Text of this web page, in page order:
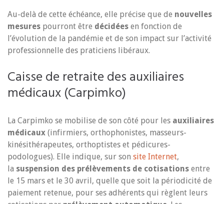
Au-delà de cette échéance, elle précise que de nouvelles
mesures pourront être décidées en fonction de
l’évolution de la pandémie et de son impact sur l’activité
professionnelle des praticiens libéraux.
Caisse de retraite des auxiliaires
médicaux (Carpimko)
La Carpimko se mobilise de son côté pour les auxiliaires
médicaux (infirmiers, orthophonistes, masseurs-
kinésithérapeutes, orthoptistes et pédicures-
podologues). Elle indique, sur son site Internet,
la suspension des prélèvements de cotisations entre
le 15 mars et le 30 avril, quelle que soit la périodicité de
paiement retenue, pour ses adhérents qui règlent leurs